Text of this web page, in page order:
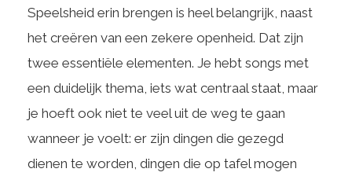
Speelsheid erin brengen is heel belangrijk, naast
het creëren van een zekere openheid. Dat zijn
twee essentiële elementen. Je hebt songs met
een duidelijk thema, iets wat centraal staat, maar
je hoeft ook niet te veel uit de weg te gaan
wanneer je voelt: er zijn dingen die gezegd
dienen te worden, dingen die op tafel mogen